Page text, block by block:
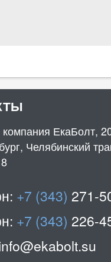
ЕкаБолт,
Челябинский
+7 (343) 271-
+7 (343) 226-